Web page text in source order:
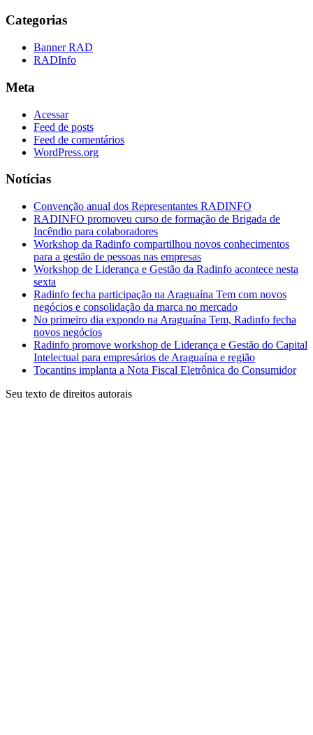
Categorias
Banner RAD
RADInfo
Meta
Acessar
Feed de posts
Feed de comentários
WordPress.org
Notícias
Convenção anual dos Representantes RADINFO
RADINFO promoveu curso de formação de Brigada de
Incêndio para colaboradores
Workshop da Radinfo compartilhou novos conhecimentos
para a gestão de pessoas nas empresas
Workshop de Liderança e Gestão da Radinfo acontece nesta
sexta
Radinfo fecha participação na Araguaína Tem com novos
negócios e consolidação da marca no mercado
No primeiro dia expondo na Araguaína Tem, Radinfo fecha
novos negócios
Radinfo promove workshop de Liderança e Gestão do Capital
Intelectual para empresários de Araguaína e região
Tocantins implanta a Nota Fiscal Eletrônica do Consumidor
Seu texto de direitos autorais